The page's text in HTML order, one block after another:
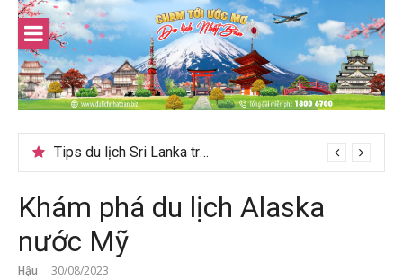
Skip
content
24h ở Thụy Sĩ nên đi đâu, chơi gì?
Khám phá du lịch Alaska
nước Mỹ
Hậu 30/08/2023